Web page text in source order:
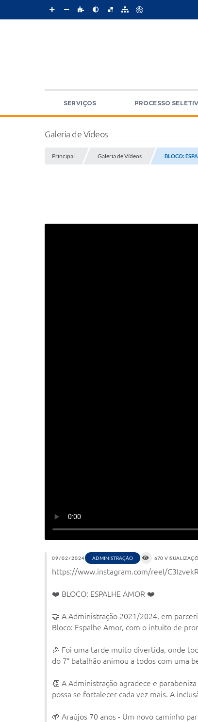
SERVIÇOS PROCESSO
Galeria de Vídeos
Principal Galeria de Vídeos BLOCO:
09/02/2024 ADMINISTRAÇÃO 670
https://www.instagram.com/reel/
❤️ BLOCO: ESPALHE AMOR ❤️
🤝 A Administração 2021/2024, em
Bloco: Espalhe Amor, com o intuito de
🎉 Foi uma tarde muito divertida, onde
do 7° batalhão animou a todos com uma
👏 A Administração agradece e
possa se fortalecer cada vez mais. A
🌱 Araújos 70 anos - Um novo caminho